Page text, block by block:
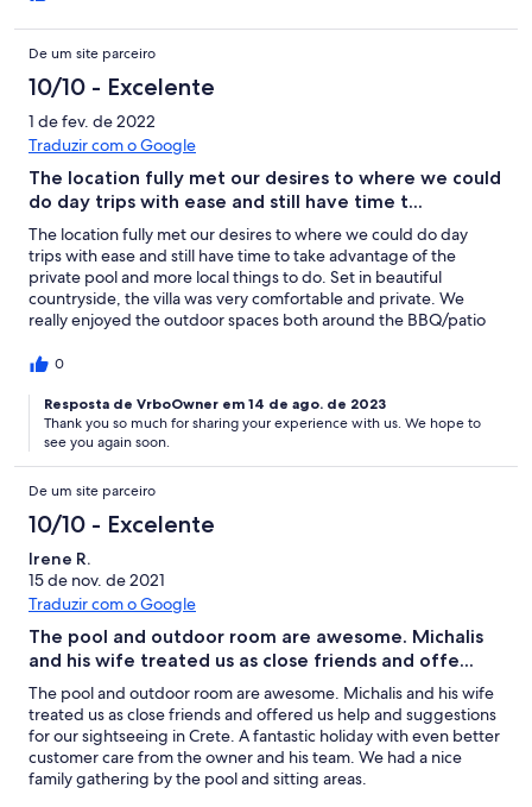
everything we needed. I havent felt so relaxed and connected
to a place in a long time. The villa was spotless on arrival and
extremely cozy. The beds were nice and we all had a good
nights rest. Kefalas, Plaka, and Almirida had nice tavernas which
are only a short drive away from the villa. We found nice friendly
locals there helping us with directions and places to visit.
important their local wines. Very satisfied with everything,
people, place, and the villa. Working with Agni Travel was also
great as they were also a quick phone call away to answer any
questions. Overall, highly recommended. You are sure to be
satisfied and relaxed during a stay in this villa.
De um site parceiro
10/10 - Excelente
1 de fev. de 2022
Traduzir com o Google
The location fully met our desires to where we could
do day trips with ease and still have time t...
The location fully met our desires to where we could do day
trips with ease and still have time to take advantage of the
private pool and more local things to do. Set in beautiful
countryside, the villa was very comfortable and private. We
really enjoyed the outdoor spaces both around the BBQ/patio
every day amazed by how lovely the places Almyrida and Plaka
our time we spend at Omprogialos and Koutalas beach
entraining ourselves with different activities: relaxing,
sunbathing, swimming, snorkeling, etc. The villa is cozy, has
more than everything you need, wonderful grounds, pool
everything! Very satisfied that we booked this villa for our
current holiday destination and we definitely book it again for
the next year.
0
Resposta de VrboOwner em 14 de ago. de 2023
Thank you so much for sharing your experience with us. We hope to
see you again soon.
De um site parceiro
10/10 - Excelente
Irene R.
15 de nov. de 2021
Traduzir com o Google
The pool and outdoor room are awesome. Michalis
and his wife treated us as close friends and offe...
The pool and outdoor room are awesome. Michalis and his wife
treated us as close friends and offered us help and suggestions
for our sightseeing in Crete. A fantastic holiday with even better
customer care from the owner and his team. We had a nice
family gathering by the pool and sitting areas.